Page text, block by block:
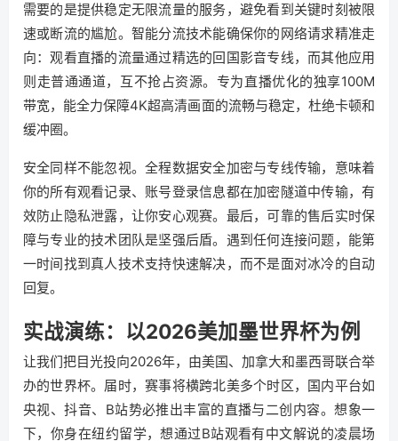
需要的是提供稳定无限流量的服务，避免看到关键时刻被限
速或断流的尴尬。智能分流技术能确保你的网络请求精准走
向：观看直播的流量通过精选的回国影音专线，而其他应用
则走普通通道，互不抢占资源。专为直播优化的独享100M
带宽，能全力保障4K超高清画面的流畅与稳定，杜绝卡顿和
缓冲圈。
安全同样不能忽视。全程数据安全加密与专线传输，意味着
你的所有观看记录、账号登录信息都在加密隧道中传输，有
效防止隐私泄露，让你安心观赛。最后，可靠的售后实时保
障与专业的技术团队是坚强后盾。遇到任何连接问题，能第
一时间找到真人技术支持快速解决，而不是面对冰冷的自动
回复。
实战演练：以2026美加墨世界杯为例
让我们把目光投向2026年，由美国、加拿大和墨西哥联合举
办的世界杯。届时，赛事将横跨北美多个时区，国内平台如
央视、抖音、B站势必推出丰富的直播与二创内容。想象一
下，你身在纽约留学，想通过B站观看有中文解说的凌晨场